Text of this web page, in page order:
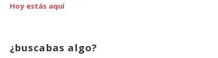
Hoy estás aquí
¿buscabas algo?